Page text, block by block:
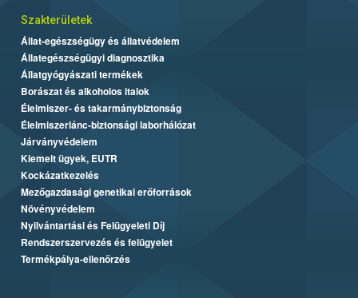
Szakterületek
Állat-egészségügy és állatvédelem
Állategészségügyi diagnosztika
Állatgyógyászati termékek
Borászat és alkoholos italok
Élelmiszer- és takarmánybiztonság
Élelmiszerlánc-biztonsági laborhálózat
Járványvédelem
Kiemelt ügyek, EUTR
Kockázatkezelés
Mezőgazdasági genetikai erőforrások
Növényvédelem
Nyilvántartási és Felügyeleti Díj
Rendszerszervezés és felügyelet
Termékpálya-ellenőrzés